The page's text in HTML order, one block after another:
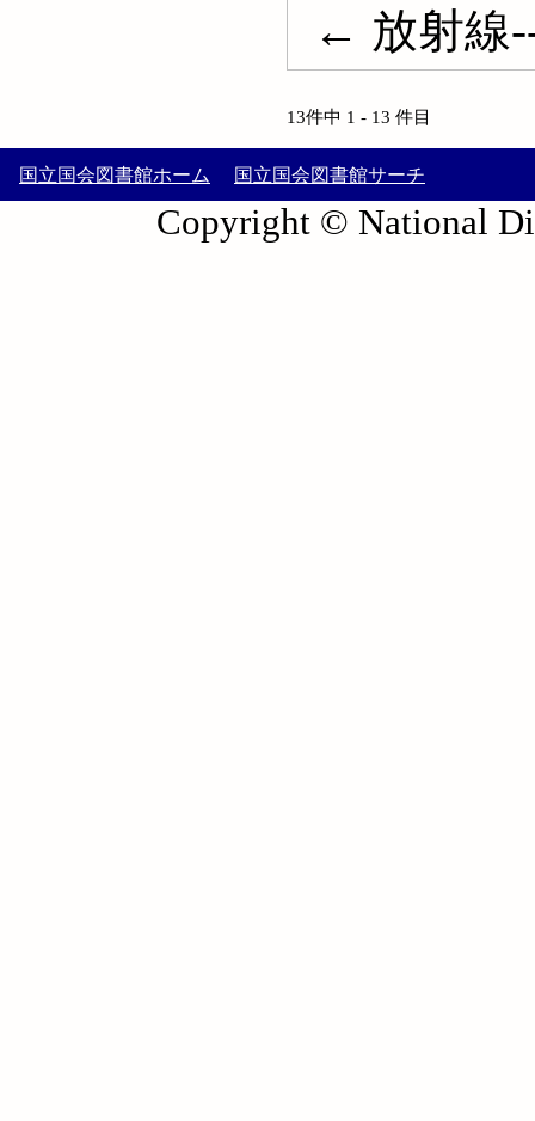
← 放射線
13件中 1 - 13 件目
国立国会図書館ホーム 国立国会図書館サーチ
Copyright © National